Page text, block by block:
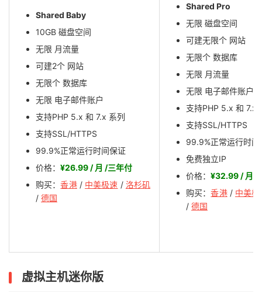
Shared Baby
10GB 磁盘空间
无限 月流量
可建2个 网站
无限个 数据库
无限 电子邮件账户
支持PHP 5.x 和 7.x 系列
支持SSL/HTTPS
99.9%正常运行时间保证
价格： ¥26.99 / 月 /三年付
购买：香港/ 中美极速 / 洛杉矶
/ 德国
Shared Pro
无限 磁盘空间
可建无限个 网站
无限个 数据库
无限 月流量
无限 电子邮件账户
支持PHP 5.x 和 7.x
支持SSL/HTTPS
99.9%正常运行时间
免费独立IP
价格： ¥32.99 / 月 /
购买：香港/ 中美极
/ 德国
虚拟主机迷你版